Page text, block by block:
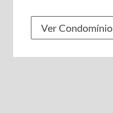
Ver Condomínio